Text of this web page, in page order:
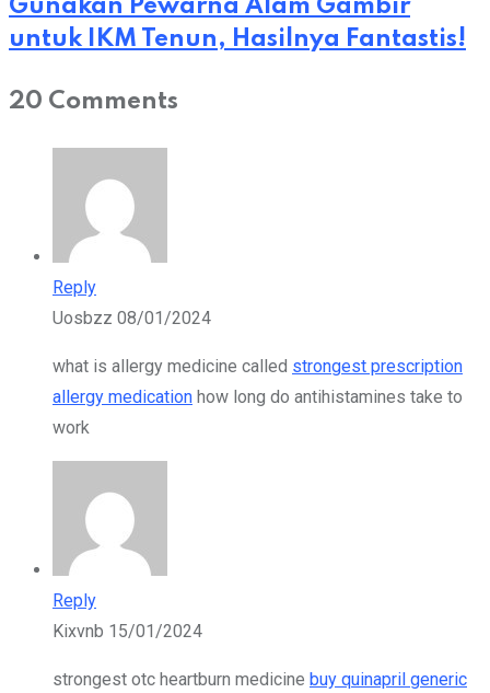
Gunakan Pewarna Alam Gambir
untuk IKM Tenun, Hasilnya Fantastis!
20 Comments
Reply
Uosbzz 08/01/2024
what is allergy medicine called strongest prescription
allergy medication how long do antihistamines take to
work
Reply
Kixvnb 15/01/2024
strongest otc heartburn medicine buy quinapril generic